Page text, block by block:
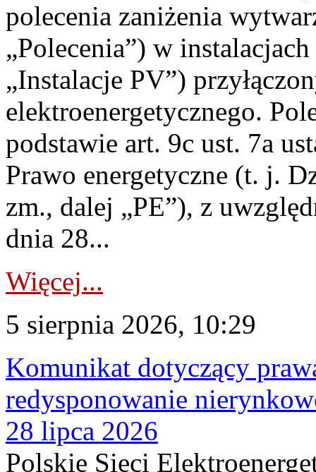
polecenia zaniżenia
„Polecenia”) w
„Instalacje PV”)
elektroenergetycznego.
podstawie art. 9c ust. 7a
Prawo energetyczne (t. j.
zm., dalej „PE”), z
dnia 28...
Więcej...
5 sierpnia 2026, 10:29
Komunikat dotyczący
redysponowanie
28 lipca 2026
Polskie Sieci